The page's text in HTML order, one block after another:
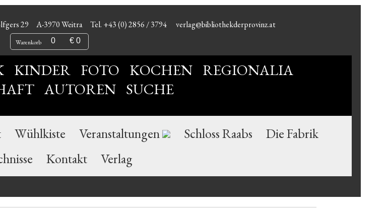
29 A-3970 Weitra Tel. +43 (0) 2856 / 3794 verlag@bibliothekderprovinz.at
Warenkorb 0 € 0
KINDER FOTO KOCHEN REGIONALIA
AUTOREN SUCHE
Wühlkiste Veranstaltungen Schloss Raabs
Die Fabrik
Kontakt Verlag